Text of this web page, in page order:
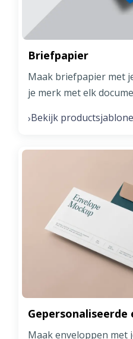
Briefpapier
Maak briefpapier met
je merk met elk
›Bekijk
Gepersonaliseerde
Maak enveloppen met